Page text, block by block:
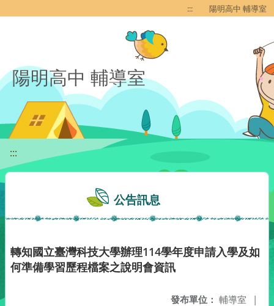
::: 陽明高中 輔導室
陽明高中 輔導室
:::
公告訊息
轉知國立臺灣科技大學辦理114學年度申請入學及如
何準備學習歷程檔案之說明會資訊
發布單位： 輔導室 |